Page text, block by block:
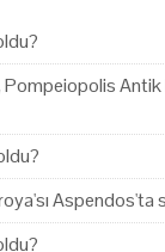
Aspendos'ta